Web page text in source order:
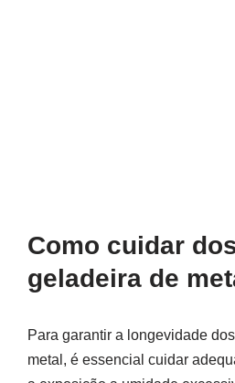
Como cuidar
geladeira de
Para garantir a longevidade
metal, é essencial cuidar